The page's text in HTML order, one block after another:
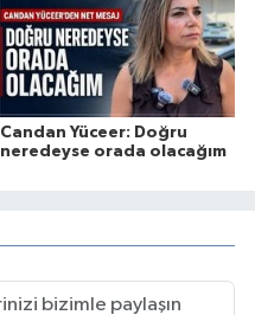
Candan Yüceer: Doğru
neredeyse orada olacağım